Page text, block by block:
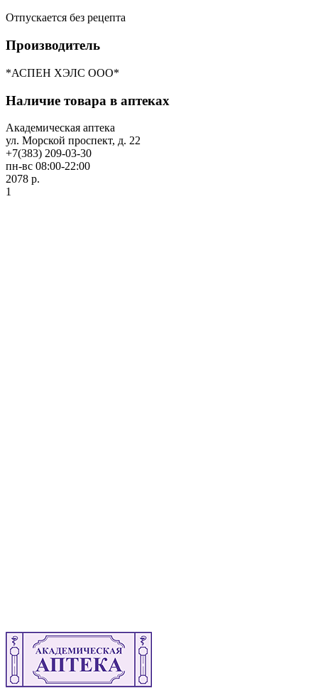
Отпускается без рецепта
Производитель
*АСПЕН ХЭЛС ООО*
Наличие товара в аптеках
Академическая аптека
ул. Морской проспект, д. 22
+7(383) 209-03-30
пн-вс 08:00-22:00
2078 р.
1